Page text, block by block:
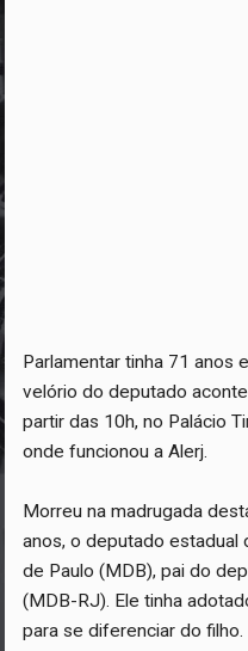
Parlamentar tinha 71 anos
velório do deputado
partir das 10h, no Palácio
onde funcionou a Alerj.
Morreu na madrugada
anos, o deputado estadual
de Paulo (MDB), pai do
(MDB-RJ). Ele tinha
para se diferenciar do filho.